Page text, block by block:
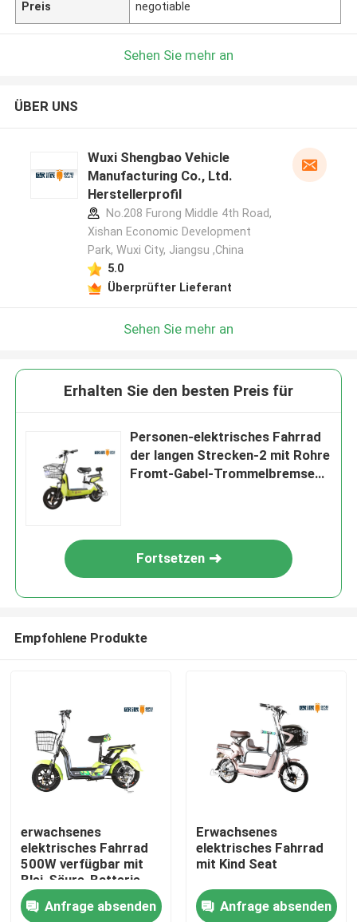
Preis negotiable
Sehen Sie mehr an
ÜBER UNS
Wuxi Shengbao Vehicle
Manufacturing Co., Ltd.
Herstellerprofil
No.208 Furong Middle 4th Road,
Xishan Economic Development
Park, Wuxi City, Jiangsu ,China
5.0
Überprüfter Lieferant
Sehen Sie mehr an
Erhalten Sie den besten Preis für
Personen-elektrisches Fahrrad
der langen Strecken-2 mit Rohre
Fromt-Gabel-Trommelbremse
Fortsetzen
Empfohlene Produkte
erwachsenes
elektrisches Fahrrad
500W verfügbar mit
Blei-Säure-Batterie
des Pedal-elektrischer
Roller-48v20ah
Anfrage absenden
Erwachsenes
elektrisches Fahrrad
mit Kind Seat
Anfrage absenden